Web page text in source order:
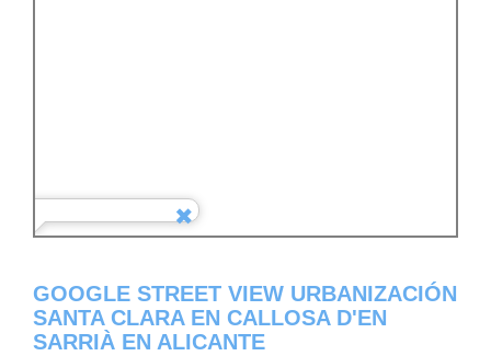
GOOGLE STREET VIEW URBANIZACIÓN
SANTA CLARA EN CALLOSA D'EN
SARRIÀ EN ALICANTE